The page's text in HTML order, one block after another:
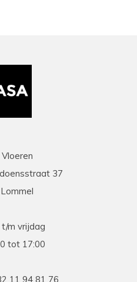
37
m vrijdag
tot 17:00
11 94 81 76